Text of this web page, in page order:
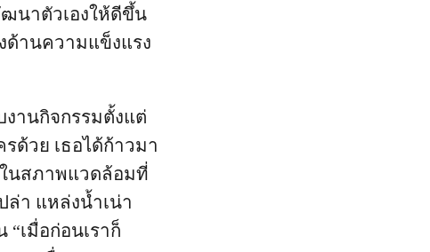
ฒนาตัวเองให้ดีขึ้น
ด้านความแข็งแรง
งานกิจกรรมตั้งแต่
ด้วย เธอได้ก้าวมา
นสภาพแวดล้อมที่
ล่า แหล่งน้ำเน่า
เมื่อก่อนเราก็